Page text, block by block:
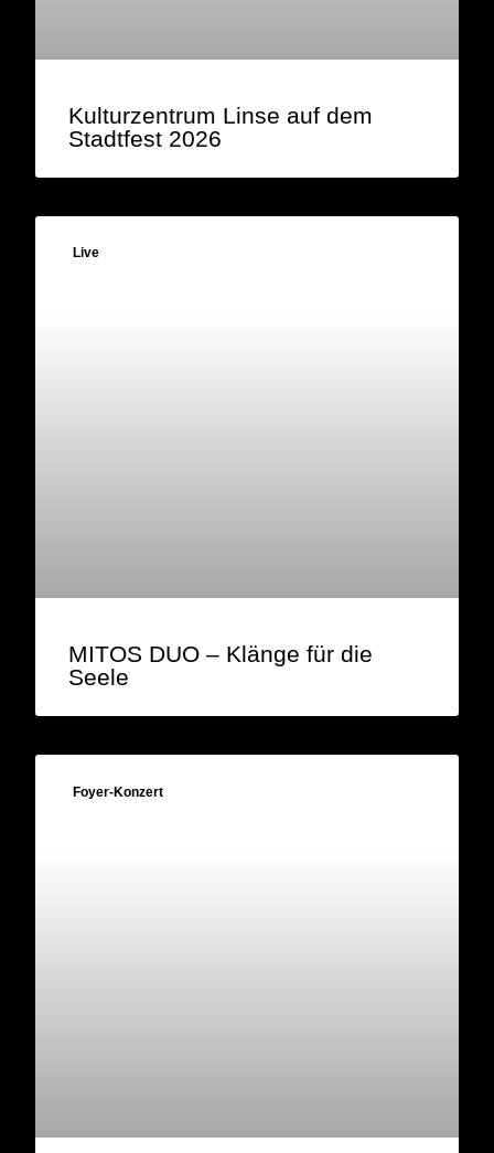
Kulturzentrum Linse auf dem
Stadtfest 2026
Live
MITOS DUO – Klänge für die
Seele
Foyer-Konzert